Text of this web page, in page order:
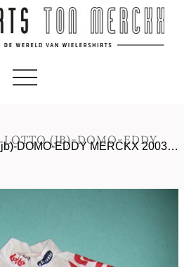
LOTTO (JB)-DOMO-EDDY
DOMO-EDDY MERCKX 2003…